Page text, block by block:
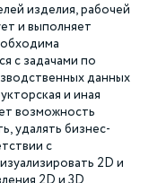
изделия, рабочей
и выполняет
с задачами по
данных
и иная
возможность
удалять бизнес-
с
2D и
2D и 3D